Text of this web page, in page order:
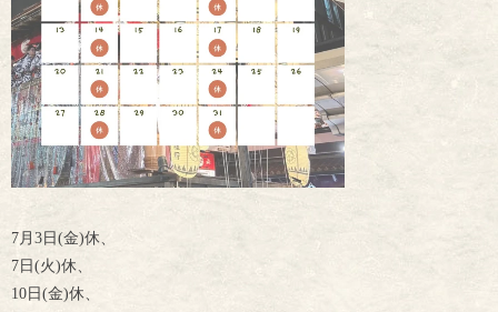
7月3日(金)休、
7日(火)休、
10日(金)休、